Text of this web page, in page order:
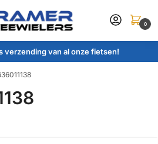
0
verzending van al onze fietsen!